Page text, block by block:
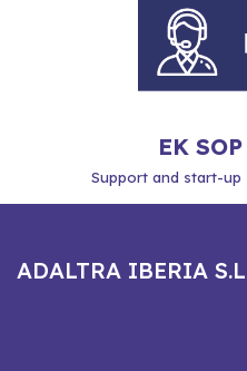
EK SOP
Support and start-up
ADALTRA IBERIA